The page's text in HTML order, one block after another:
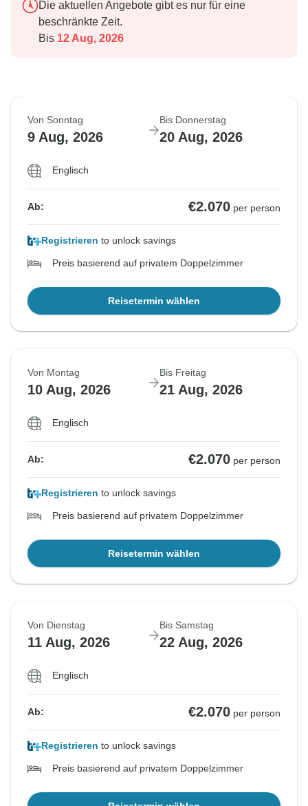
Die aktuellen Angebote gibt es nur für eine
beschränkte Zeit.
Bis 12 Aug, 2026
Von Sonntag
9 Aug, 2026
Bis Donnerstag
20 Aug, 2026
Englisch
Ab: €2.070 per person
Registrieren to unlock savings
Preis basierend auf privatem Doppelzimmer
Reisetermin wählen
Von Montag
10 Aug, 2026
Bis Freitag
21 Aug, 2026
Englisch
Ab: €2.070 per person
Registrieren to unlock savings
Preis basierend auf privatem Doppelzimmer
Reisetermin wählen
Von Dienstag
11 Aug, 2026
Bis Samstag
22 Aug, 2026
Englisch
Ab: €2.070 per person
Registrieren to unlock savings
Preis basierend auf privatem Doppelzimmer